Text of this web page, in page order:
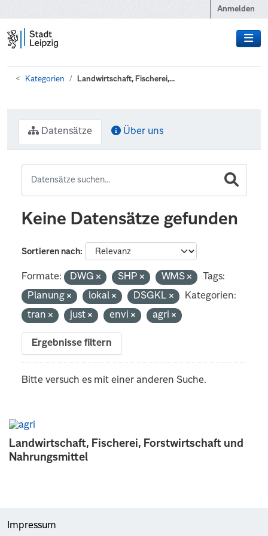
Anmelden
Kategorien Landwirtschaft, Fischerei,...
Landwirtschaft, Fischerei, Forstwirtschaft und
Nahrungsmittel
Datensätze Über uns
Keine Datensätze gefunden
Sortieren nach
Formate: DWG SHP WMS
Tags:
Planung
lokal DSGKL
Kategorien:
tran
just envi agri
Ergebnisse filtern
Bitte versuch es mit einer anderen Suche.
Impressum